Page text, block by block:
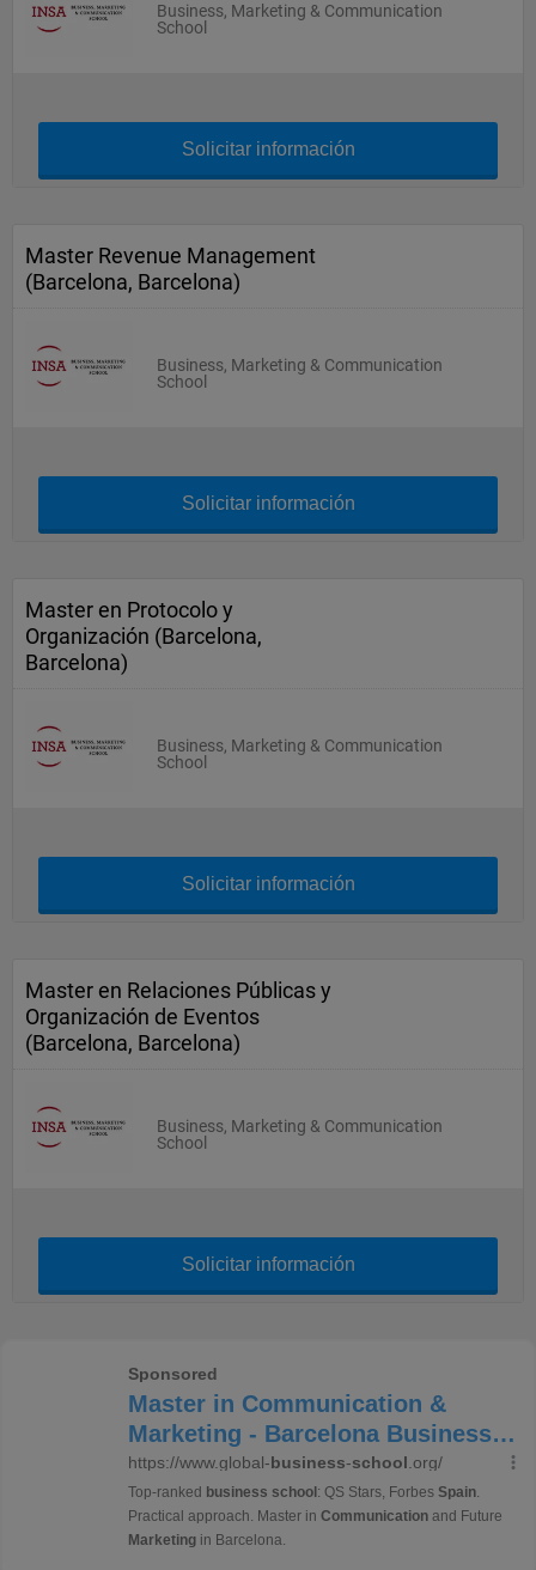
Business, Marketing & Communication
School
Solicitar información
Master Revenue Management
(Barcelona, Barcelona)
Business, Marketing & Communication
School
Solicitar información
Master en Protocolo y
Organización (Barcelona,
Barcelona)
Business, Marketing & Communication
School
Solicitar información
Master en Relaciones Públicas y
Organización de Eventos
(Barcelona, Barcelona)
Business, Marketing & Communication
School
Solicitar información